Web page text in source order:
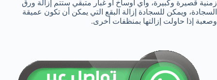
زمنية قصيرة وكبيرة، وأي أوساخ أو غبار متبقي ستتم إزالة ورق
السجادة، ويمكن للسجادة إزالة البقع التي يمكن أن تكون عميقة
وصعبة إذا حاولت إزالتها بمنظفات أخرى.